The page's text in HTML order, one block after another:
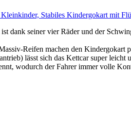
Stabiles Kindergokart mit
dank seiner vier Räder und der
Reifen machen den Kindergokart
lässt sich das Kettcar super
wodurch der Fahrer immer volle